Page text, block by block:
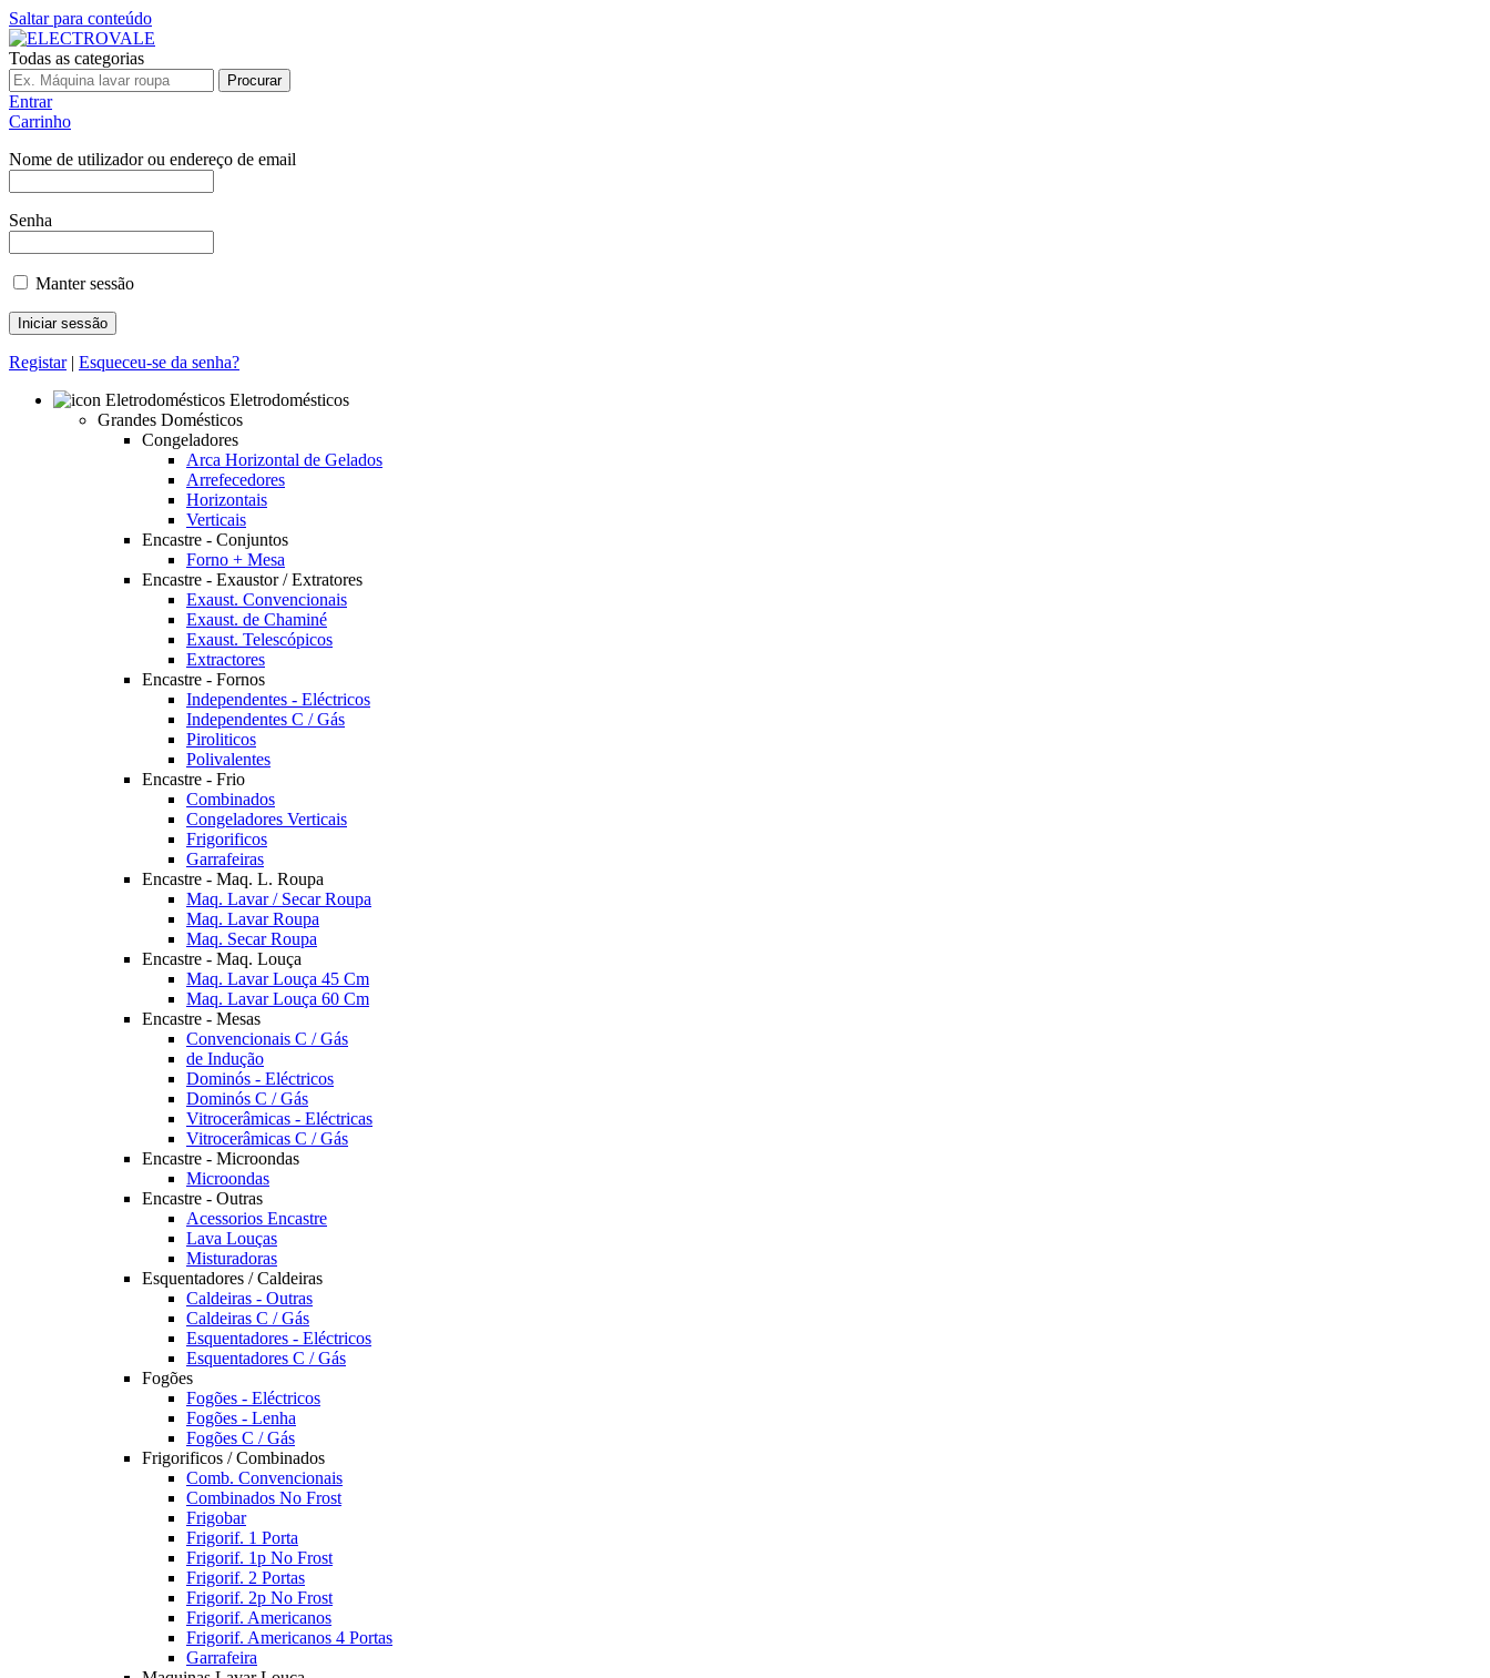
Saltar para conteúdo
Todas as categorias
Procurar
Entrar
Carrinho
Nome de utilizador ou endereço de email
Senha
Manter sessão
Registar| Esqueceu-se da senha?
Eletrodomésticos
Grandes Domésticos
Congeladores
Arca Horizontal de Gelados
Arrefecedores
Horizontais
Verticais
Encastre - Conjuntos
Forno + Mesa
Encastre - Exaustor / Extratores
Exaust. Convencionais
Exaust. de Chaminé
Exaust. Telescópicos
Extractores
Encastre - Fornos
Independentes - Eléctricos
Independentes C / Gás
Piroliticos
Polivalentes
Encastre - Frio
Combinados
Congeladores Verticais
Frigorificos
Garrafeiras
Encastre - Maq. L. Roupa
Maq. Lavar / Secar Roupa
Maq. Lavar Roupa
Maq. Secar Roupa
Encastre - Maq. Louça
Maq. Lavar Louça 45 Cm
Maq. Lavar Louça 60 Cm
Encastre - Mesas
Convencionais C / Gás
de Indução
Dominós - Eléctricos
Dominós C / Gás
Vitrocerâmicas - Eléctricas
Vitrocerâmicas C / Gás
Encastre - Microondas
Microondas
Encastre - Outras
Acessorios Encastre
Lava Louças
Misturadoras
Esquentadores / Caldeiras
Caldeiras - Outras
Caldeiras C / Gás
Esquentadores - Eléctricos
Esquentadores C / Gás
Fogões
Fogões - Eléctricos
Fogões - Lenha
Fogões C / Gás
Frigorificos / Combinados
Comb. Convencionais
Combinados No Frost
Frigobar
Frigorif. 1 Porta
Frigorif. 1p No Frost
Frigorif. 2 Portas
Frigorif. 2p No Frost
Frigorif. Americanos
Frigorif. Americanos 4 Portas
Garrafeira